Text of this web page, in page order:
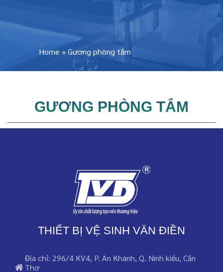
Home »Gương phòng tắm
GƯƠNG PHÒNG TẮM
THIẾT BỊ VỆ SINH VĂN ĐIỀN
Địa chỉ: 296/4 KV4, P. An Khánh, Q. Ninh kiều, Cần
Thơ